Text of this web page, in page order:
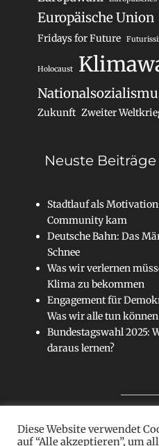
Europäische Union
Fridays for Future
Holocaust
Zukunft Zweiter
Neuste Beiträge
Stadtlauf als
Community kam
Deutsche Bahn: Das
Schnee
Was wir verlernen
Klima zu bekommen
Engagement für
Was wir alle tun können
Bundestagswahl 2025:
daraus lernen?
Diese Website verwendet
auf “Alle akzeptieren”, um